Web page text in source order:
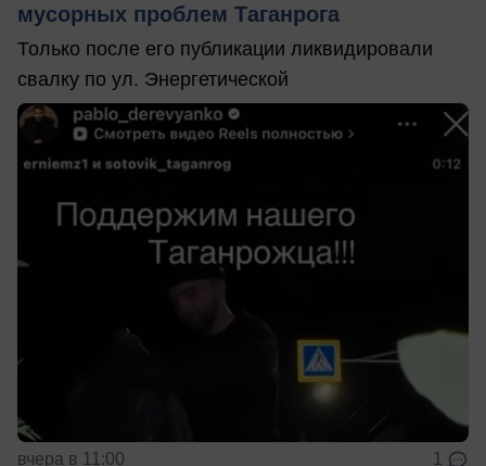
мусорных проблем Таганрога
Только после его публикации ликвидировали
свалку по ул. Энергетической
вчера в 11:00 1